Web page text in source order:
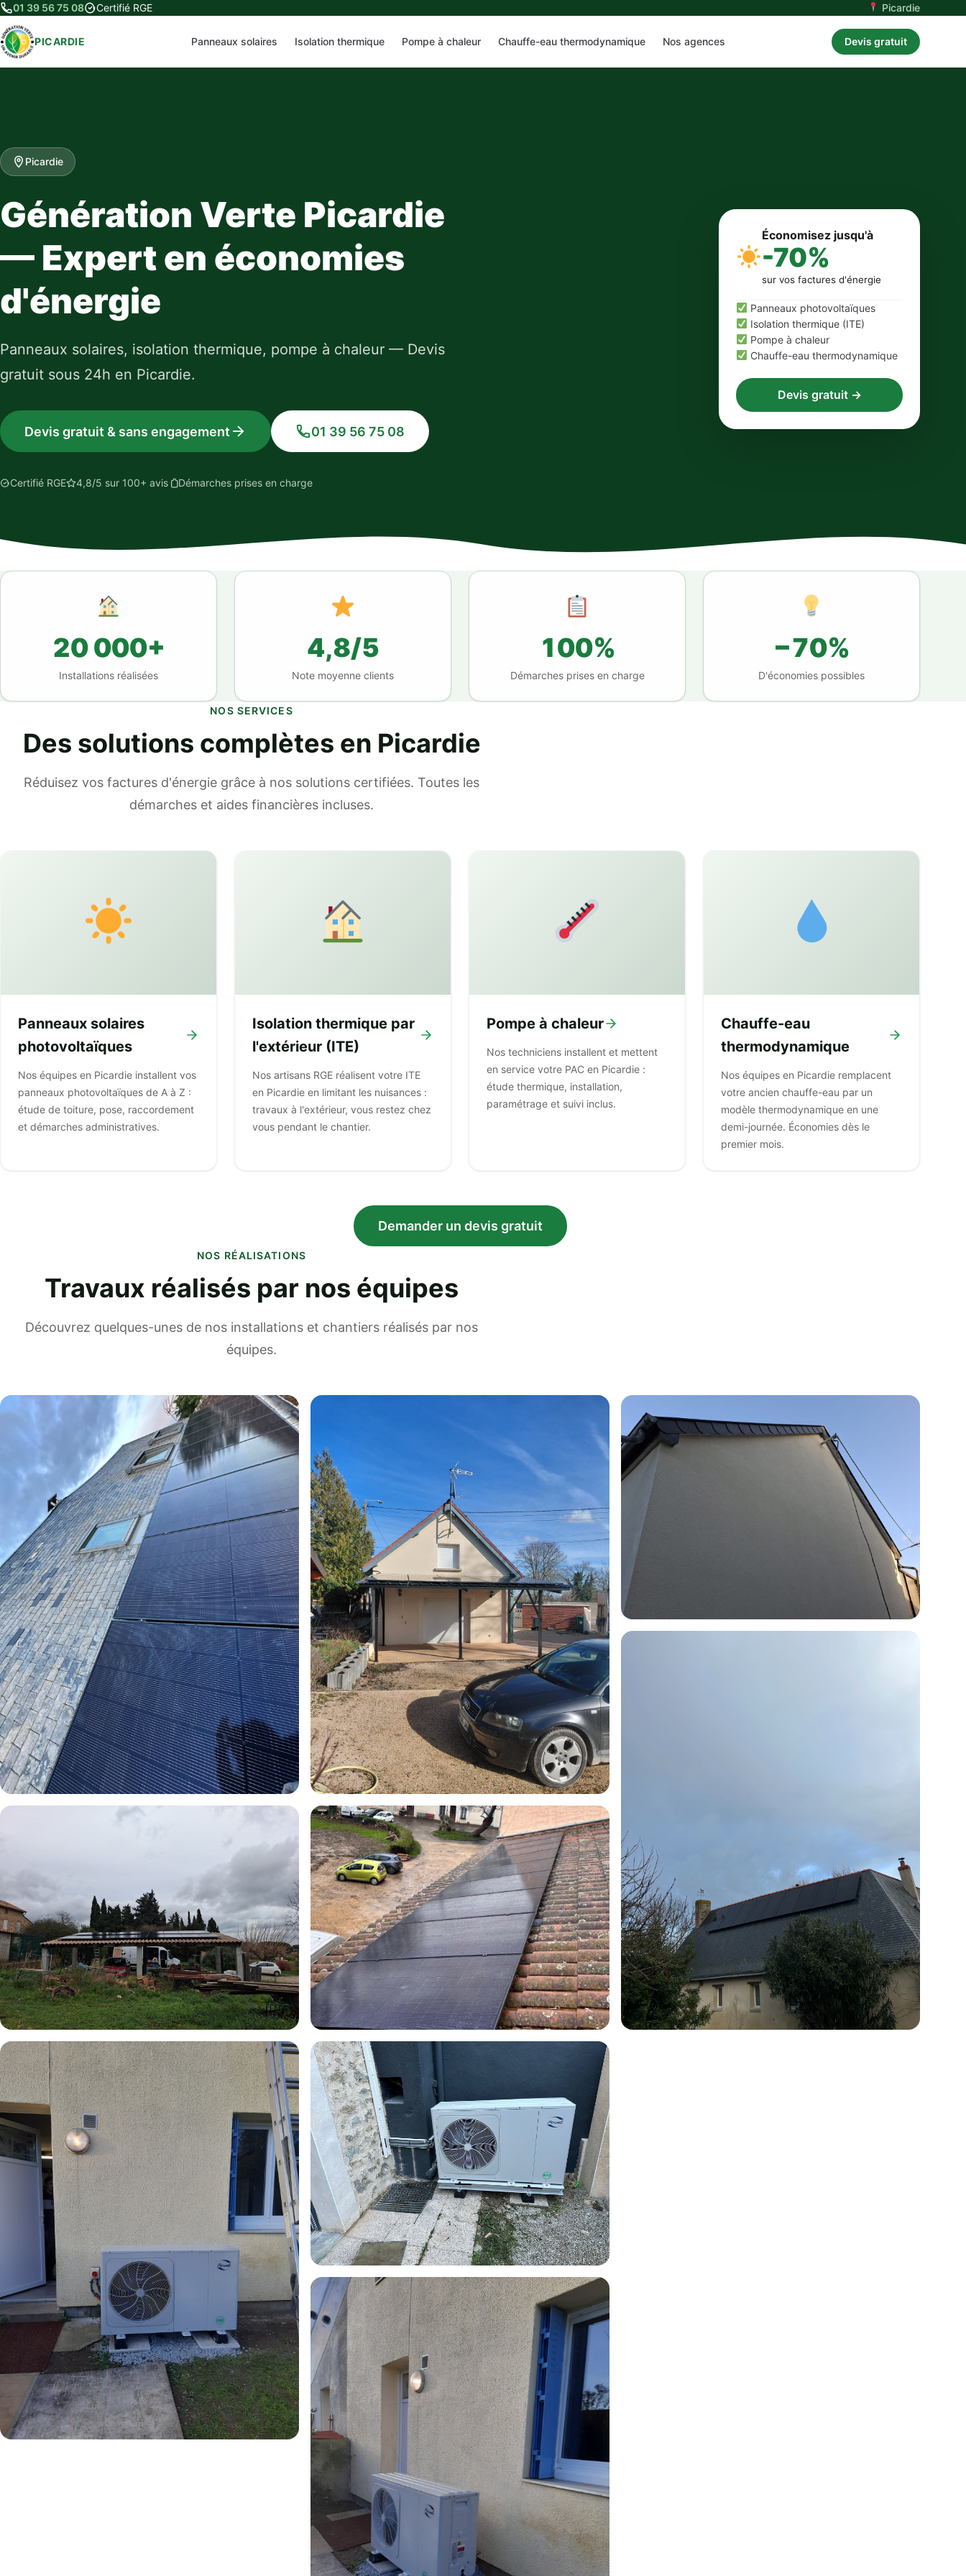
01 39 56 75 08 Certifié RGE Picardie
PICARDIE Panneaux solaires Isolation thermique Pompe à chaleur Chauffe-eau thermodynamique Nos agences Devis gratuit
Picardie
Génération Verte Picardie
— Expert en économies
d'énergie
Panneaux solaires, isolation thermique, pompe à chaleur — Devis
gratuit sous 24h en Picardie.
Devis gratuit & sans engagement 01 39 56 75 08
Certifié RGE 4,8/5 sur 100+ avis Démarches prises en charge
Économisez jusqu'à
-70%
sur vos factures d'énergie
Panneaux photovoltaïques
Isolation thermique (ITE)
Pompe à chaleur
Chauffe-eau thermodynamique
Devis gratuit →
20 000+
Installations réalisées
4,8/5
Note moyenne clients
100%
Démarches prises en charge
−70%
D'économies possibles
NOS SERVICES
Des solutions complètes en Picardie
Réduisez vos factures d'énergie grâce à nos solutions certifiées. Toutes les
démarches et aides financières incluses.
Panneaux solaires
photovoltaïques
Nos équipes en Picardie installent vos
panneaux photovoltaïques de A à Z :
étude de toiture, pose, raccordement
et démarches administratives.
Isolation thermique par
l'extérieur (ITE)
Nos artisans RGE réalisent votre ITE
en Picardie en limitant les nuisances :
travaux à l'extérieur, vous restez chez
vous pendant le chantier.
Pompe à chaleur
Nos techniciens installent et mettent
en service votre PAC en Picardie :
étude thermique, installation,
paramétrage et suivi inclus.
Chauffe-eau
thermodynamique
Nos équipes en Picardie remplacent
votre ancien chauffe-eau par un
modèle thermodynamique en une
demi-journée. Économies dès le
premier mois.
Demander un devis gratuit
NOS RÉALISATIONS
Travaux réalisés par nos équipes
Découvrez quelques-unes de nos installations et chantiers réalisés par nos
équipes.